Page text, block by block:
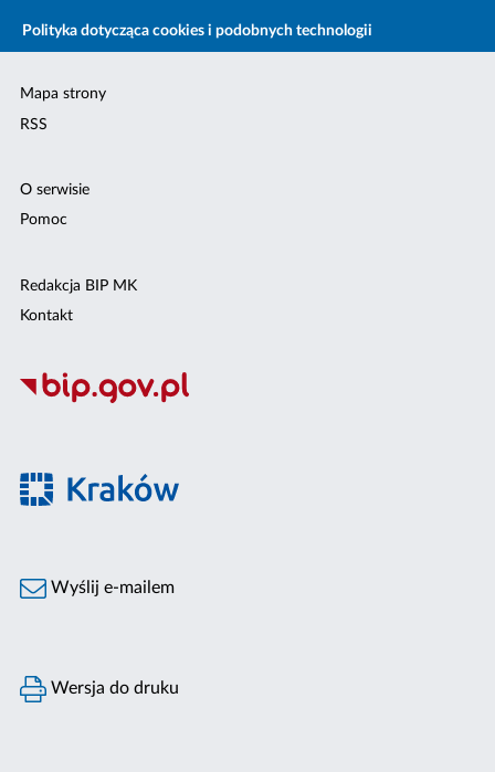
Polityka dotycząca cookies i podobnych technologii
Mapa strony
RSS
O serwisie
Pomoc
Redakcja BIP MK
Kontakt
Wyślij e-mailem
Wersja do druku